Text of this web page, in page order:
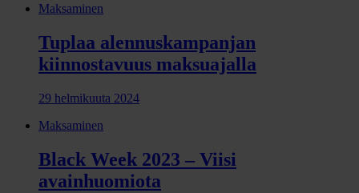
Maksaminen
Tuplaa alennuskampanjan
kiinnostavuus maksuajalla
29 helmikuuta 2024
Maksaminen
Black Week 2023 – Viisi
avainhuomiota